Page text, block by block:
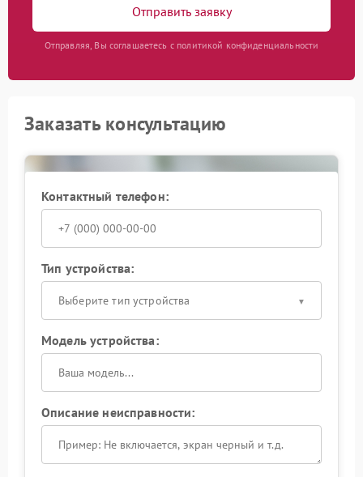
Отправить заявку
Отправляя, Вы соглашаетесь с политикой конфиденциальности
Заказать консультацию
Контактный телефон:
Тип устройства:
Выберите тип устройства
Модель устройства:
Описание неисправности: